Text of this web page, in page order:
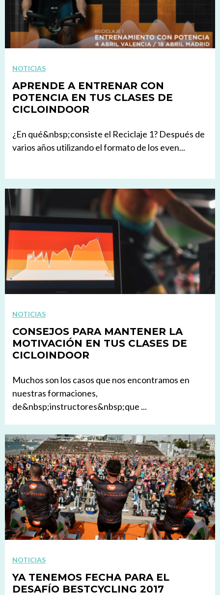
NOTICIAS
APRENDE A ENTRENAR CON
POTENCIA EN TUS CLASES DE
CICLOINDOOR
¿En qué&nbsp;consiste el Reciclaje 1? Después de
varios años utilizando el formato de los even...
NOTICIAS
CONSEJOS PARA MANTENER LA
MOTIVACIÓN EN TUS CLASES DE
CICLOINDOOR
Muchos son los casos que nos encontramos en
nuestras formaciones,
de&nbsp;instructores&nbsp;que ...
NOTICIAS
YA TENEMOS FECHA PARA EL
DESAFÍO BESTCYCLING 2017